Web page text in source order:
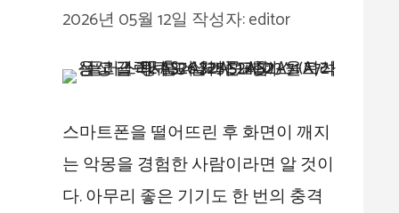
2026년 05월 12일 작성자:editor
스마트폰을 떨어뜨린 후 화면이 깨지
는 악몽을 경험한 사람이라면 알 것이
다. 아무리 좋은 기기도 한 번의 충격